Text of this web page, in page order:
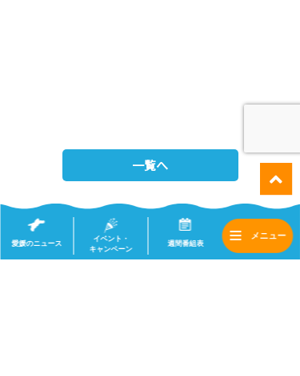
一覧へ
愛媛のニュース
イベント・
キャンペーン
週間番組表